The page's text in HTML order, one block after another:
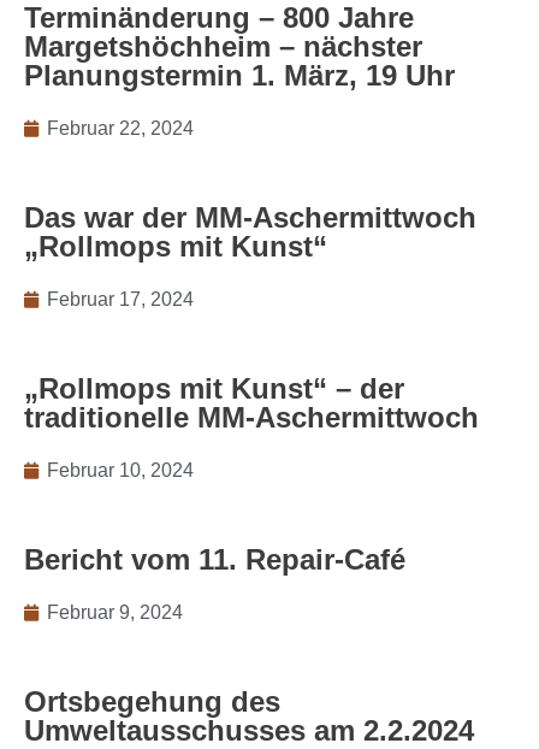
Terminänderung – 800 Jahre
Margetshöchheim – nächster
Planungstermin 1. März, 19 Uhr
Februar 22, 2024
Das war der MM-Aschermittwoch
„Rollmops mit Kunst“
Februar 17, 2024
„Rollmops mit Kunst“ – der
traditionelle MM-Aschermittwoch
Februar 10, 2024
Bericht vom 11. Repair-Café
Februar 9, 2024
Ortsbegehung des
Umweltausschusses am 2.2.2024